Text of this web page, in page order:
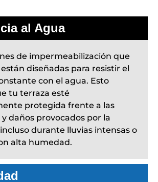
al Agua
de impermeabilización que
diseñadas para resistir el
con el agua. Esto
tu terraza esté
protegida frente a las
daños provocados por la
durante lluvias intensas o
alta humedad.